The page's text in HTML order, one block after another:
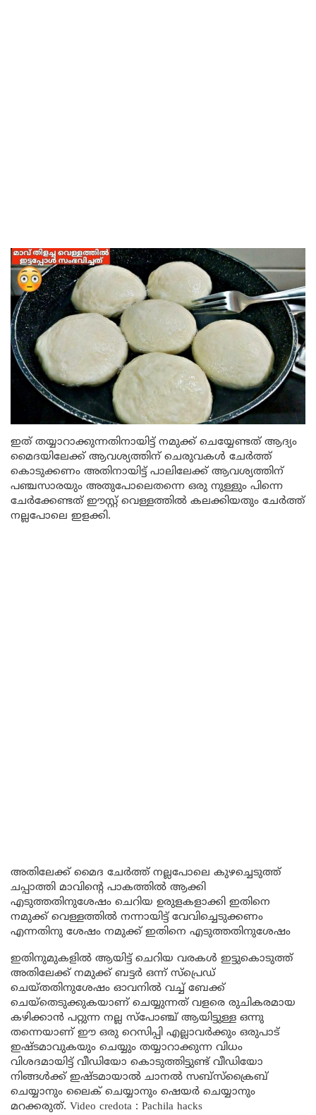
ഇത് തയ്യാറാക്കുന്നതിനായിട്ട് നമുക്ക് ചെയ്യേണ്ടത് ആദ്യം
മൈദയിലേക്ക് ആവശ്യത്തിന് ചെരുവകൾ ചേർത്ത്
കൊടുക്കണം അതിനായിട്ട് പാലിലേക്ക് ആവശ്യത്തിന്
പഞ്ചസാരയും അതുപോലെതന്നെ ഒരു നുള്ളും പിന്നെ
ചേർക്കേണ്ടത് ഈസ്റ്റ് വെള്ളത്തിൽ കലക്കിയതും ചേർത്ത്
നല്ലപോലെ ഇളക്കി.
അതിലേക്ക് മൈദ ചേർത്ത് നല്ലപോലെ കുഴച്ചെടുത്ത്
ചപ്പാത്തി മാവിന്റെ പാകത്തിൽ ആക്കി
എടുത്തതിനുശേഷം ചെറിയ ഉരുളകളാക്കി ഇതിനെ
നമുക്ക് വെള്ളത്തിൽ നന്നായിട്ട് വേവിച്ചെടുക്കണം
എന്നതിനു ശേഷം നമുക്ക് ഇതിനെ എടുത്തതിനുശേഷം
ഇതിനുമുകളിൽ ആയിട്ട് ചെറിയ വരകൾ ഇട്ടുകൊടുത്ത്
അതിലേക്ക് നമുക്ക് ബട്ടർ ഒന്ന് സ്പ്രെഡ്
ചെയ്തതിനുശേഷം ഓവനിൽ വച്ച് ബേക്ക്
ചെയ്തെടുക്കുകയാണ് ചെയ്യുന്നത് വളരെ രുചികരമായ
കഴിക്കാൻ പറ്റുന്ന നല്ല സ്പോഞ്ച് ആയിട്ടുള്ള ഒന്നു
തന്നെയാണ് ഈ ഒരു റെസിപ്പി എല്ലാവർക്കും ഒരുപാട്
ഇഷ്ടമാവുകയും ചെയ്യും തയ്യാറാക്കുന്ന വിധം
വിശദമായിട്ട് വീഡിയോ കൊടുത്തിട്ടുണ്ട് വീഡിയോ
നിങ്ങൾക്ക് ഇഷ്ടമായാൽ ചാനൽ സബ്സ്ക്രൈബ്
ചെയ്യാനും ലൈക് ചെയ്യാനും ഷെയർ ചെയ്യാനും
മറക്കരുത്. Video credota : Pachila hacks